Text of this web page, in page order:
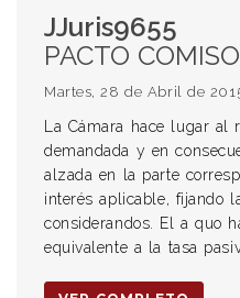
JJuris9655
PACTO COMISORIO. INCUMPLIMIENTO CONTRACTUAL. TASA DE INTERÉS
Martes, 28 de Abril de
La Cámara hace lugar
demandada y en
alzada en la parte
interés aplicable, fijando
considerandos. El a quo
equivalente a la tasa